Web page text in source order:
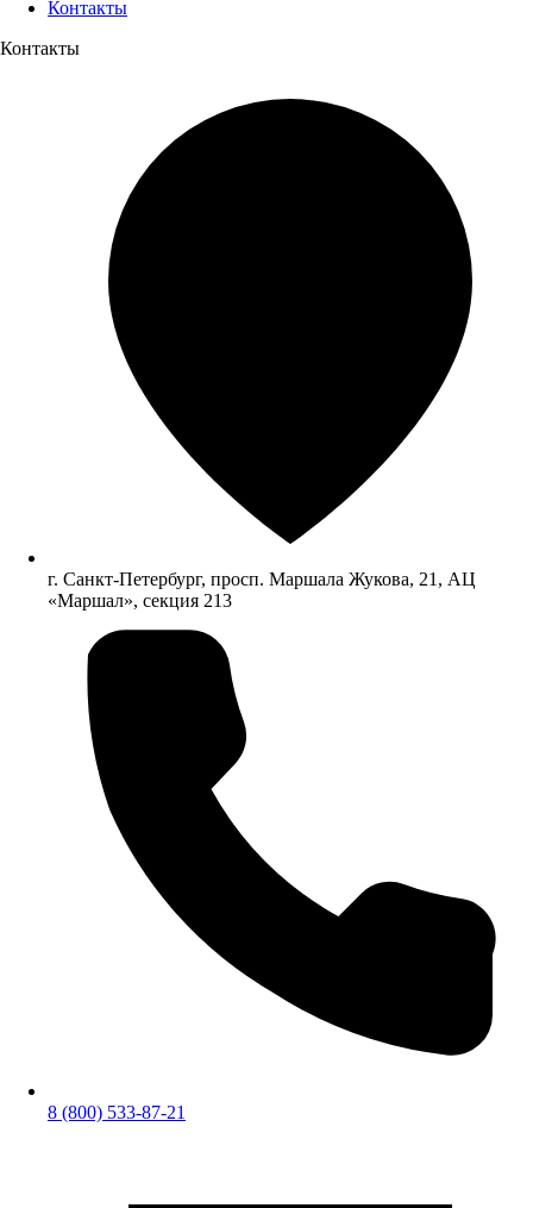
Контакты
Контакты
г. Санкт-Петербург, просп. Маршала Жукова, 21, АЦ
«Маршал», секция 213
8 (800) 533-87-21